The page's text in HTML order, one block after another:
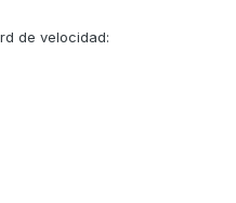
de velocidad: